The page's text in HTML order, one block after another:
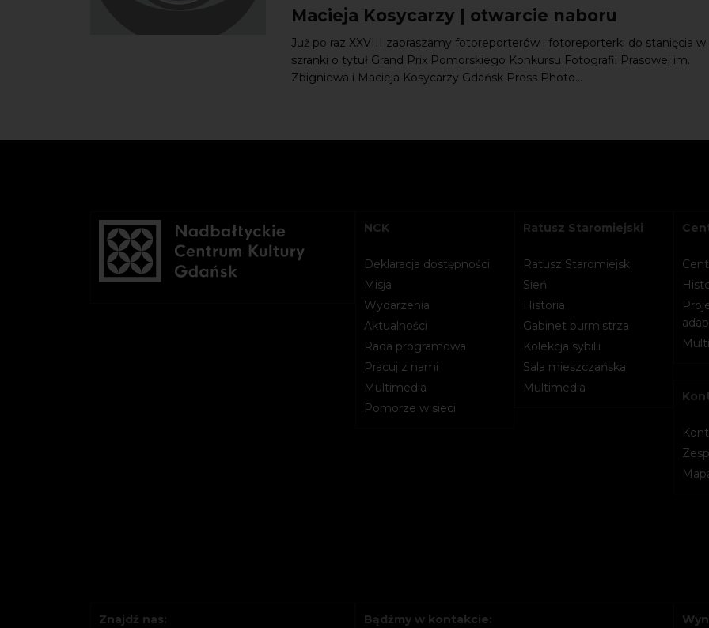
Macieja Kosycarzy | otwarcie naboru
Już po raz XXVIII zapraszamy fotoreporterów i fotoreporterki do stanięcia w
szranki o tytuł Grand Prix Pomorskiego Konkursu Fotografii Prasowej im.
Zbigniewa i Macieja Kosycarzy Gdańsk Press Photo...
NCK
Deklaracja dostępności
Misja
Wydarzenia
Aktualności
Rada programowa
Pracuj z nami
Multimedia
Pomorze w sieci
Ratusz Staromiejski
Ratusz Staromiejski
Sień
Historia
Gabinet burmistrza
Kolekcja sybilli
Sala mieszczańska
Multimedia
Znajdź nas: Bądźmy w kontakcie: